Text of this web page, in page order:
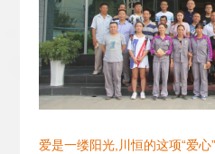
爱是一缕阳光,川恒的这项“爱心